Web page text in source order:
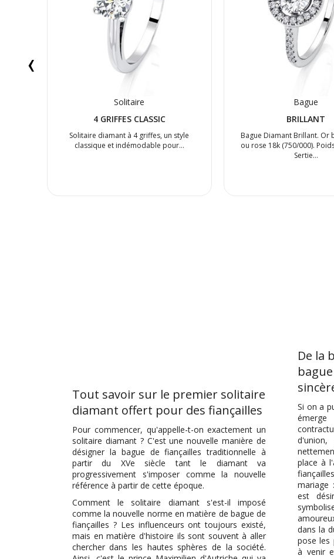
Solitaire
4 GRIFFES CLASSIC
Solitaire diamant à 4 griffes, un style
classique et indémodable pour…
Bague
BRILLANT
Bague Diamant Brillant. Or
ou rose 18k (750/000).
Sertie…
‹
Tout savoir sur le premier solitaire
diamant offert pour des fiançailles
Pour commencer, qu'appelle-t-on exactement un
solitaire diamant ? C'est une nouvelle manière de
désigner la bague de fiançailles traditionnelle à
partir du XVe siècle tant le diamant va
progressivement s'imposer comme la nouvelle
référence à partir de cette époque.
Comment le solitaire diamant s'est-il imposé
comme la nouvelle norme en matière de bague de
fiançailles ? Les influenceurs ont toujours existé,
mais en matière d'histoire ils sont souvent à aller
chercher dans les hautes sphères de la société.
De la
Si on a
d'union,
place à
mariage
est
dans la
pose les
à venir